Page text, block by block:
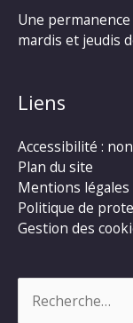
Une
mardis et jeudis
Liens
Accessibilité :
Plan du site
Mentions légales
Politique de
Gestion des